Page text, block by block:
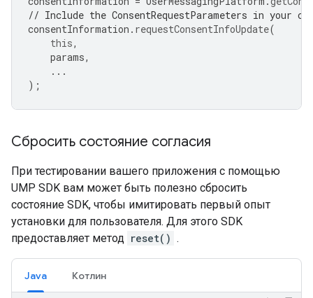
// Include the ConsentRequestParameters in your
consentInformation . requestConsentInfoUpdate(
this,
params,
...
);
Сбросить состояние согласия
При тестировании вашего приложения с помощью
UMP SDK вам может быть полезно сбросить
состояние SDK, чтобы имитировать первый опыт
установки для пользователя. Для этого SDK
предоставляет метод reset() .
Java Котлин